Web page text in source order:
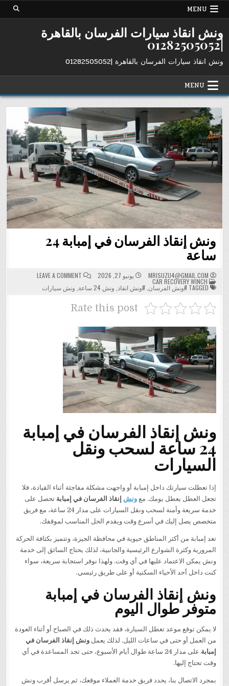
Skip
MENU
ونش انقاذ سيارات الفرسان بالقاهرة
|01282505052
ونش انقاذ سيارات الفرسان بالقاهرة |01282505052
MENU
ونش إنقاذ الفرسان في إمبابة 24
ساعة
MRISUZU4@GMAIL.COM يونيو 27, 2026 LEAVE A COMMENT
ON
الفرسان
POSTED
IN
CAR RECOVERY WINCH
#ونش الفرسان,#ونش انقاذ, ونش 24 ساعة , ونش سيارات
Rate this post
ونش إنقاذ الفرسان في إمبابة
24 ساعة لسحب ونقل
السيارات
إذا تعطلت سيارتك داخل إمبابة أو واجهت مشكلة مفاجئة أثناء القيادة، فلا
تجعل العطل يعطل يومك. معونش إنقاذ الفرسان في إمبابة تحصل على
خدمة سريعة وآمنة لسحب ونقل السيارات على مدار 24 ساعة، مع فريق
متخصص يصل إليك في أسرع وقت ويقدم الحل المناسب لموقفك.
تعد إمبابة من أكثر المناطق حيوية في محافظة الجيزة، وتتميز بكثافة الحركة
المرورية وكثرة الشوارع الرئيسية والجانبية، لذلك يحتاج السائق إلى خدمة
ونش يمكن الاعتماد عليها في أي وقت. ولهذا نوفر استجابة سريعة، سواء
كنت داخل أحد الأحياء السكنية أو على طريق رئيسي.
ونش إنقاذ الفرسان في إمبابة
متوفر طوال اليوم
لا يمكن توقع موعد تعطل السيارة، فقد يحدث ذلك في الصباح أو أثناء العودة
من العمل أو حتى في ساعات الليل. لذلك يعملونش إنقاذ الفرسان في
إمبابة
على مدار 24 ساعة طوال أيام الأسبوع، حتى تجد المساعدة في أي
وقت تحتاج إليها.
بمجرد الاتصال بنا، يحدد فريق خدمة العملاء موقعك، ثم يرسل أقرب ونش